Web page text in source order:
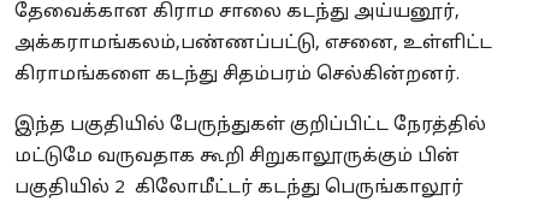
தேவைக்கான கிராம சாலை கடந்து அய்யனூர்,
அக்கராமங்கலம்,பண்ணப்பட்டு, எசனை, உள்ளிட்ட
கிராமங்களை கடந்து சிதம்பரம் செல்கின்றனர்.
இந்த பகுதியில் பேருந்துகள் குறிப்பிட்ட நேரத்தில்
மட்டுமே வருவதாக கூறி சிறுகாலூருக்கும் பின்
பகுதியில் 2 கிலோமீட்டர் கடந்து பெருங்காலூர்